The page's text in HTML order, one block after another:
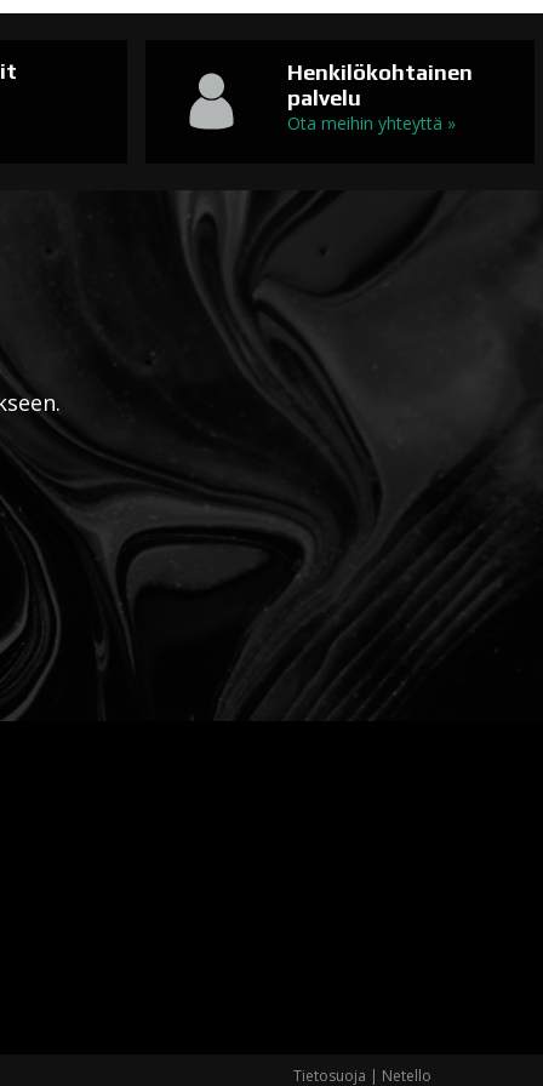
Henkilökohtainen
palvelu
Ota meihin yhteyttä »
Tietosuoja Netello